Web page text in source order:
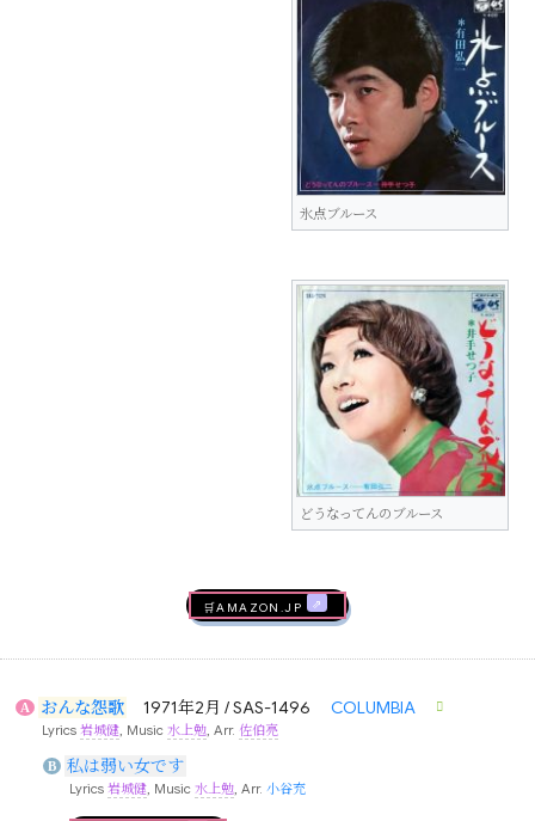
氷点ブルース
どうなってんのブルース
🛒AMAZON.jp
A おんな怨歌 1971年2月 / SAS-1496 COLUMBIA
Lyrics岩城健, Music水上勉, Arr.佐伯亮
B 私は弱い女です
Lyrics 岩城健, Music 水上勉, Arr. 小谷充